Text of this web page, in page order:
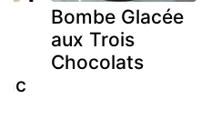
Bombe Glacée
aux Trois
Chocolats